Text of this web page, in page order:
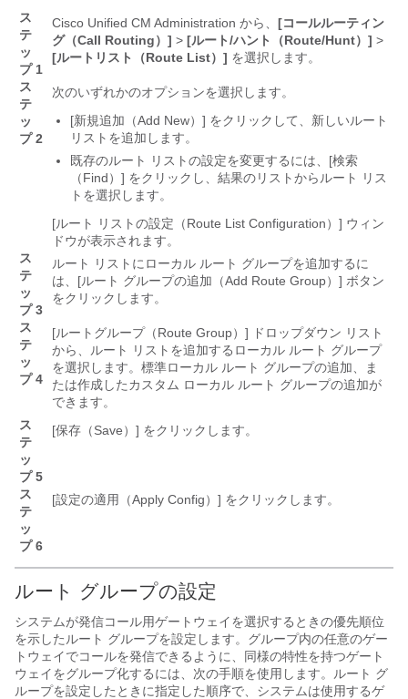
ス
テ
ッ
プ 1
Cisco Unified CM Administration から、 [コールルーティン
グ（Call Routing）] > [ルート/ハント（Route/Hunt）] >
[ルートリスト（Route List）] を選択します。
ス
テ
ッ
プ 2
次のいずれかのオプションを選択します。
[新規追加（Add New）] をクリックして、新しいルート
リストを追加します。
既存のルート リストの設定を変更するには、[検索
（Find）] をクリックし、結果のリストからルート リス
トを選択します。
[ルート リストの設定（Route List Configuration）] ウィン
ドウが表示されます。
ス
テ
ッ
プ 3
ルート リストにローカル ルート グループを追加するに
は、[ルート グループの追加（Add Route Group）] ボタン
をクリックします。
ス
テ
ッ
プ 4
[ルートグループ（Route Group）]
ドロップダウン リスト
から、ルート リストを追加するローカル ルート グループ
を選択します。標準ローカル ルート グループの追加、ま
たは作成したカスタム ローカル ルート グループの追加が
できます。
ス
テ
ッ
プ 5
[保存（Save）] をクリックします。
ス
テ
ッ
プ 6
[設定の適用（Apply Config）] をクリックします。
ルート グループの設定
システムが発信コール用ゲートウェイを選択するときの優先順位
を示したルート グループを設定します。グループ内の任意のゲー
トウェイでコールを発信できるように、同様の特性を持つゲート
ウェイをグループ化するには、次の手順を使用します。ルート グ
ループを設定したときに指定した順序で、システムは使用するゲ